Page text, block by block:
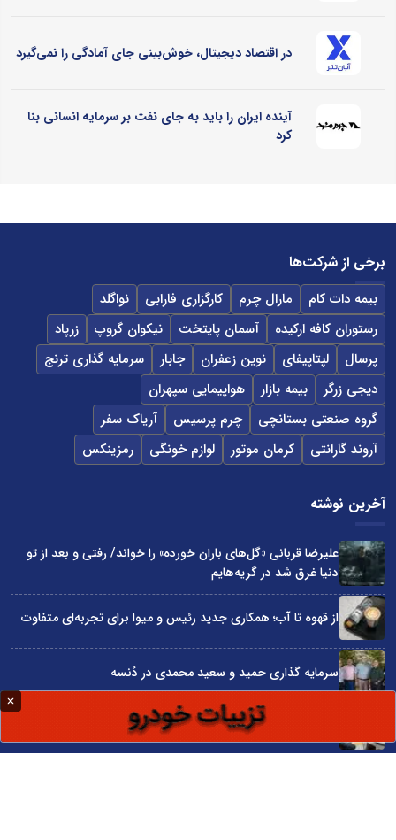
در اقتصاد دیجیتال، خوش‌بینی جای آمادگی را نمی‌گیرد
آینده ایران را باید به جای نفت بر سرمایه انسانی بنا
کرد
برخی از شرکت‌ها
بیمه دات کام مارال چرم کارگزاری فارابی
نواگلد
رستوران کافه ارکیده
آسمان پایتخت نیکوان گروپ
زرپاد
پرسال
لپتاپیفای نوین زعفران جابار
سرمایه گذاری ترنج
دیجی زرگر
بیمه بازار
هواپیمایی سپهران
گروه صنعتی بستانچی
چرم پرسیس
آریاک سفر
آروند گارانتی
کرمان موتور لوازم خونگی رمزینکس
آخرین نوشته
علیرضا قربانی «گل‌های باران خورده» را خواند/ رفتی و بعد از تو
دنیا غرق شد در گریه‌هایم
از قهوه تا آب؛ همکاری جدید رئیس و میوا برای تجربه‌ای متفاوت
سرمایه گذاری حمید و سعید محمدی در دُنسه
چگونه قیمت واقعی ماشین را قبل از خرید بفهمیم؟